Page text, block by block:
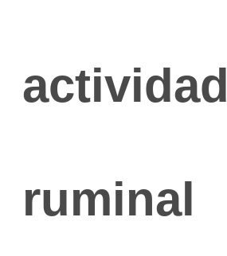
actividad
ruminal